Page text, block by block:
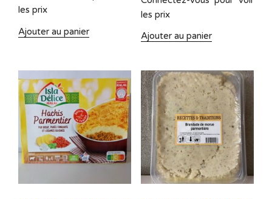
les prix
Ajouter au panier
les prix
Ajouter au panier